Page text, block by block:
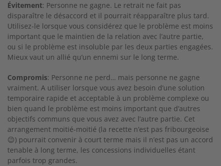
Évitement: Personne ne gagne. Le retrait ne fait pas
disparaître le désaccord et il pourrait réapparaître plus tard.
Utilisez-le lorsque vous considérez que le problème est moins
important que le maintien de la relation avec l’autre partie,
ou si le problème est insoluble par les deux parties engagées.
Mieux vaut un allié qu’un ennemi sur le long terme.
Compromis: Personne ne perd… mais personne ne gagne
vraiment. A utiliser lorsque vous avez besoin d’une solution
temporaire rapide et acceptable à un problème complexe ou
bien quand le problème est moins important que d’autres
objectifs communs que vous avez avec l’autre partie. Cet
arrangement moitié-moitié (la recette n’est pas fribourgeoise
😉) pourrait convenir à court terme mais il n’est pas un accord
tenable à long terme, les concessions individuelles étant
parfois trop grandes.